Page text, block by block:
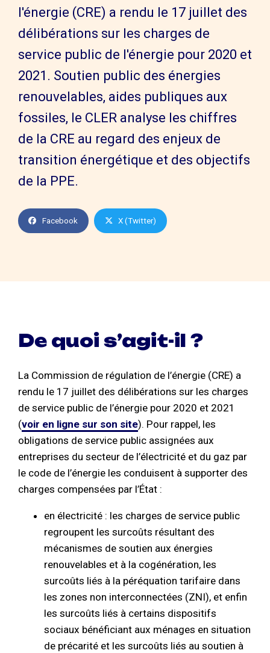
l'énergie (CRE) a rendu le 17 juillet des
délibérations sur les charges de
service public de l'énergie pour 2020 et
2021. Soutien public des énergies
renouvelables, aides publiques aux
fossiles, le CLER analyse les chiffres
de la CRE au regard des enjeux de
transition énergétique et des objectifs
de la PPE.
Facebook X (Twitter)
De quoi s’agit-il ?
La Commission de régulation de l’énergie (CRE) a
rendu le 17 juillet des délibérations sur les charges
de service public de l’énergie pour 2020 et 2021
(voir en ligne sur son site). Pour rappel, les
obligations de service public assignées aux
entreprises du secteur de l’électricité et du gaz par
le code de l’énergie les conduisent à supporter des
charges compensées par l’État :
en électricité : les charges de service public
regroupent les surcoûts résultant des
mécanismes de soutien aux énergies
renouvelables et à la cogénération, les
surcoûts liés à la péréquation tarifaire dans
les zones non interconnectées (ZNI), et enfin
les surcoûts liés à certains dispositifs
sociaux bénéficiant aux ménages en situation
de précarité et les surcoûts liés au soutien à